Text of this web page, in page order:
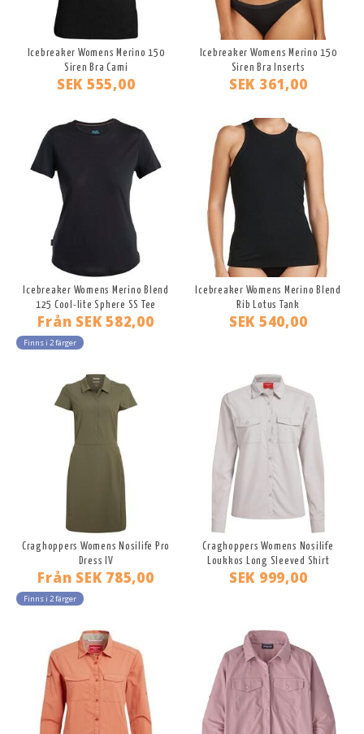
Icebreaker Womens Merino 150
Siren Bra Cami
SEK 555,00
Icebreaker Womens Merino 150
Siren Bra Inserts
SEK 361,00
Icebreaker Womens Merino Blend
125 Cool-lite Sphere SS Tee
Från SEK 582,00
Finns i 2 färger
Icebreaker Womens Merino Blend
Rib Lotus Tank
SEK 540,00
Craghoppers Womens Nosilife Pro
Dress IV
Från SEK 785,00
Finns i 2 färger
Craghoppers Womens Nosilife
Loukkos Long Sleeved Shirt
SEK 999,00